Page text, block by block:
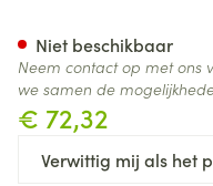
€ 72,32
Verwittig mij als het
Niet beschikbaar
Neem contact op met ons
we samen de